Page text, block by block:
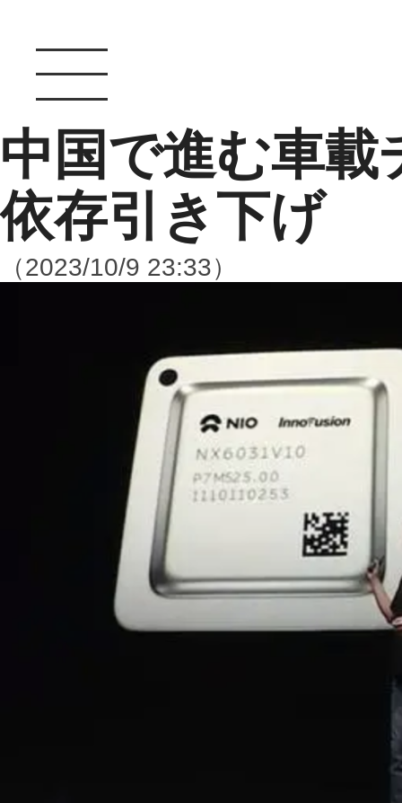
中国で進む車載
依存引き下げ
（2023/10/9 23:33）